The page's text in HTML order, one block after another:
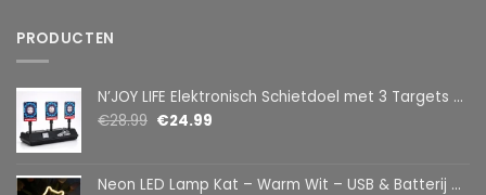
PRODUCTEN
N’JOY LIFE Elektronisch Schietdoel met 3 Targets – Automatische Reset – Digitaal Scorebord – voor Foam Darts
€28.99 €24.99
Neon LED Lamp Kat – Warm Wit – USB & Batterij – Decoratieve Tafellamp voor Kinderkamer – 28,5 x 24,5 cm